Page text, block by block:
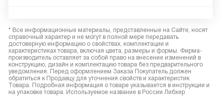
* Все информационные материалы, представленные на Сайте, носят
справочный характер и не могут в полной мере передавать
достоверную информацию о свойствах, комплектации и
характеристиках товара, включая цвета, размеры и формы. Фирма-
производитель оставляет за собой право на внесение изменений в
конструкцию, дизайн и комплектацию товара без предварительного
уведомления. Перед оформлением Заказа Покупатель должен
обратиться к Продавцу для уточнения свойств и характеристик
Товара. Подробная информация о товаре указывается в инструкции и
на упаковке товара. Используемое название в России Либхер